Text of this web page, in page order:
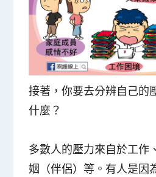
接著，你要去分辨自己的
什麼？
多數人的壓力來自於工作
姻（伴侶） 等。有人是因